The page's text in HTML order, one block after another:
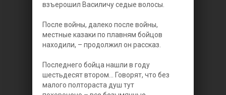
взъерошил Василичу седые волосы.
После войны, далеко после войны,
местные казаки по плавням бойцов
находили, – продолжил он рассказ.
Последнего бойца нашли в году
шестьдесят втором... Говорят, что без
малого полтораста душ тут